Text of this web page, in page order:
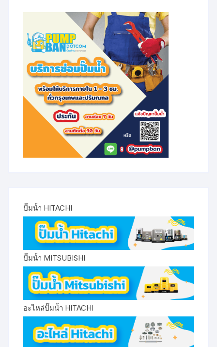
ปั๊มน้ำ HITACHI
ปั๊มน้ำ MITSUBISHI
อะไหล่ปั๊มน้ำ HITACHI